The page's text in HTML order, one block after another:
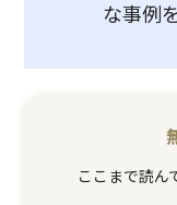
な事例
ここまで読ん